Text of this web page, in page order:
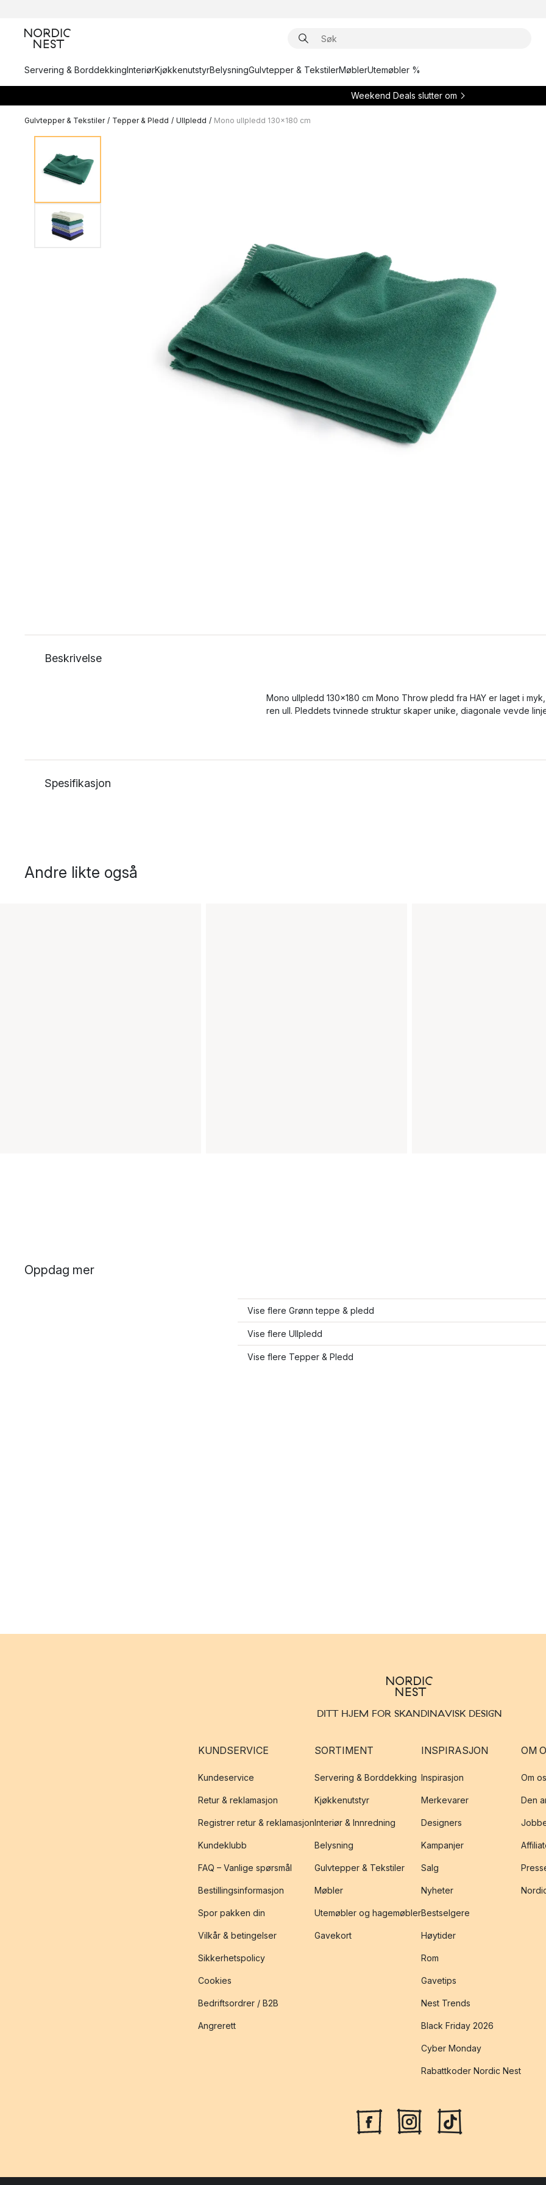
Servering & BorddekkingInteriørKjøkkenutstyrBelysningGulvtepper & TekstilerMøblerUtemøbler %
Weekend Deals slutter om
Gulvtepper & Tekstiler / Tepper & Pledd / Ullpledd / Mono ullpledd 130x180 cm
Beskrivelse
Mono ullpledd 130x180 cm Mono Throw pledd fra HAY er laget i myk,
ren ull. Pleddets tvinnede struktur skaper unike, diagonale vevde
Spesifikasjon
Andre likte også
Oppdag mer
Vise flere Grønn teppe & pledd
Vise flere Ullpledd
Vise flere Tepper & Pledd
DITT HJEM FOR SKANDINAVISK DESIGN
KUNDSERVICE
Kundeservice
Retur & reklamasjon
Registrer retur & reklamasjon
Kundeklubb
FAQ – Vanlige spørsmål
Bestillingsinformasjon
Spor pakken din
Vilkår & betingelser
Sikkerhetspolicy
Cookies
Bedriftsordrer / B2B
Angrerett
SORTIMENT
Servering & Borddekking
Kjøkkenutstyr
Interiør & Innredning
Belysning
Gulvtepper & Tekstiler
Møbler
Utemøbler og hagemøbler
Gavekort
INSPIRASJON
Inspirasjon
Merkevarer
Designers
Kampanjer
Salg
Nyheter
Bestselgere
Høytider
Rom
Gavetips
Nest Trends
Black Friday 2026
Cyber Monday
Rabattkoder Nordic Nest
OM
Om
Den